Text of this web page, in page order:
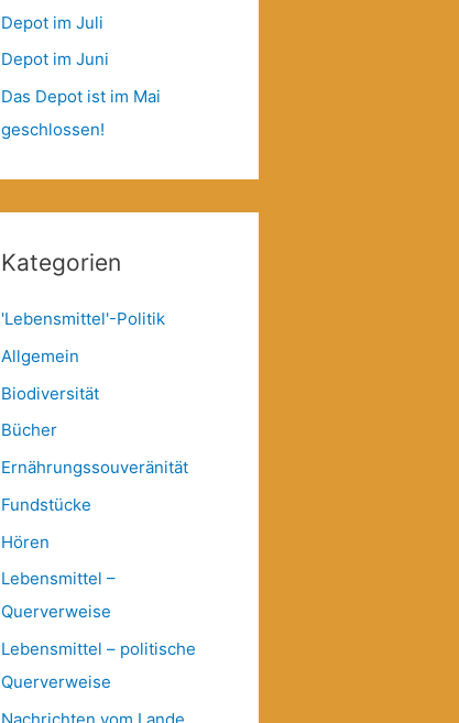
Depot im Juli
Depot im Juni
Das Depot ist im Mai
geschlossen!
Kategorien
'Lebensmittel'-Politik
Allgemein
Biodiversität
Bücher
Ernährungssouveränität
Fundstücke
Hören
Lebensmittel –
Querverweise
Lebensmittel – politische
Querverweise